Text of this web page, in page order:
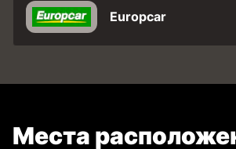
Europcar
Места